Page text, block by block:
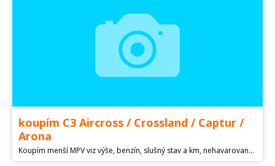
koupím C3 Aircross / Crossland / Captur /
Arona
Koupím menší MPV viz výše, benzín, slušný stav a km, nehavarované s jasným původem. Nabídněte. Díky.Platí do smazání. Aircross,Crossland,Captur,Arona,Kamiq